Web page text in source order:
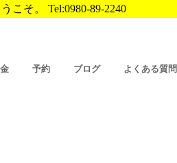
こそ。 Tel:0980-89-2240
予約 ブログ よくある質問